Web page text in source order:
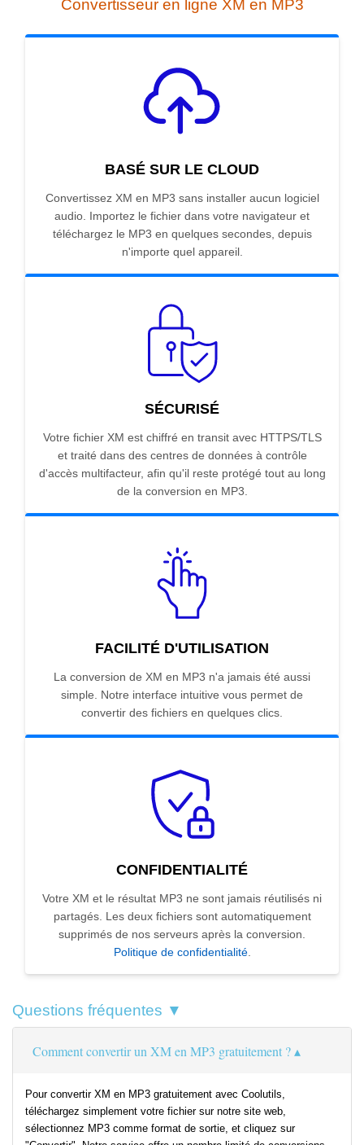
Convertisseur en ligne XM en MP3
BASÉ SUR LE CLOUD
Convertissez XM en MP3 sans installer aucun logiciel
audio. Importez le fichier dans votre navigateur et
téléchargez le MP3 en quelques secondes, depuis
n'importe quel appareil.
SÉCURISÉ
Votre fichier XM est chiffré en transit avec HTTPS/TLS
et traité dans des centres de données à contrôle
d'accès multifacteur, afin qu'il reste protégé tout au long
de la conversion en MP3.
FACILITÉ D'UTILISATION
La conversion de XM en MP3 n'a jamais été aussi
simple. Notre interface intuitive vous permet de
convertir des fichiers en quelques clics.
CONFIDENTIALITÉ
Votre XM et le résultat MP3 ne sont jamais réutilisés ni
partagés. Les deux fichiers sont automatiquement
supprimés de nos serveurs après la conversion.
Politique de confidentialité.
Questions fréquentes ▼
Comment convertir un XM en MP3 gratuitement ?
Pour convertir XM en MP3 gratuitement avec Coolutils,
téléchargez simplement votre fichier sur notre site web,
sélectionnez MP3 comme format de sortie, et cliquez sur